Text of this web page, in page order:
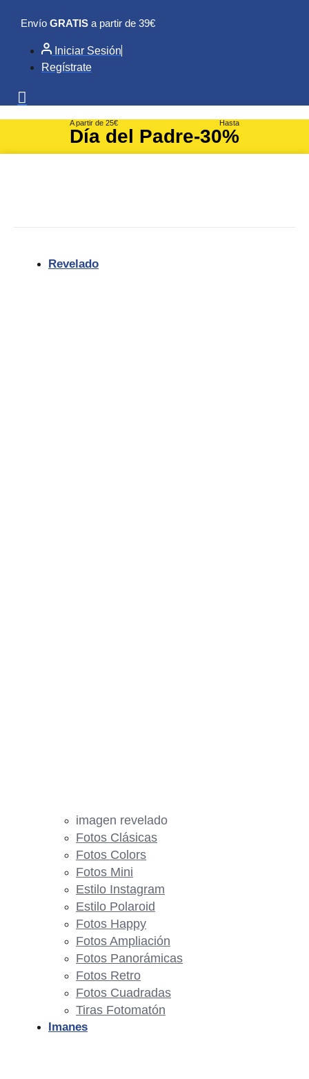
contenido
Envío GRATIS a partir de 39€
Iniciar Sesión
Regístrate
A partir de 25€
Día del Padre
Hasta
-30%
Revelado
imagen revelado
Fotos Clásicas
Fotos Colors
Fotos Mini
Estilo Instagram
Estilo Polaroid
Fotos Happy
Fotos Ampliación
Fotos Panorámicas
Fotos Retro
Fotos Cuadradas
Tiras Fotomatón
Imanes